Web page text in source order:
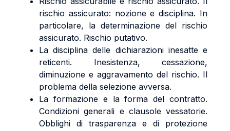
rischio assicurato: nozione e disciplina. In
particolare, la determinazione del rischio
assicurato. Rischio putativo.
La disciplina delle dichiarazioni inesatte e
reticenti. Inesistenza, cessazione,
diminuzione e aggravamento del rischio. Il
problema della selezione avversa.
La formazione e la forma del contratto.
Condizioni generali e clausole vessatorie.
Obblighi di trasparenza e di protezione